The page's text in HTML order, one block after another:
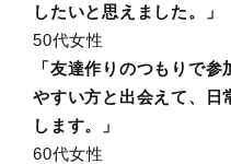
したいと思えました。」
50代女性
「友達作りのつもりで
やすい方と出会えて、日
します。」
60代女性